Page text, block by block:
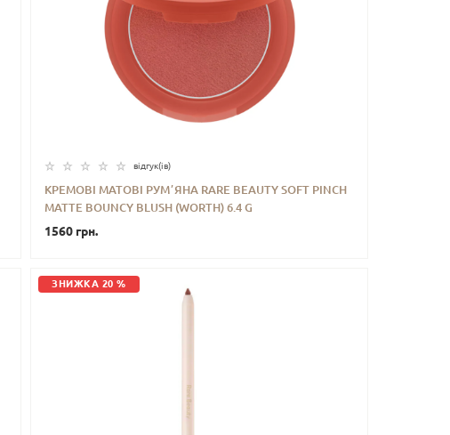
відгук(iв)
КРЕМОВІ МАТОВІ РУМʼЯНА RARE BEAUTY SOFT PINCH
MATTE BOUNCY BLUSH (WORTH) 6.4 G
1560 грн.
ЗНИЖКА 20 %